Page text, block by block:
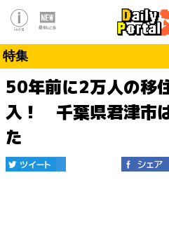
特集
50年前に2万人の移
入！ 千葉県君津市
た